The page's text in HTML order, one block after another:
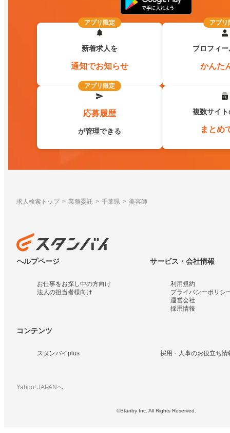
アプリ限定
新着求人を
通知でお知らせ
アプリ
プロフィ
かんた
アプリ限定
応募履歴
が管理できる
複数サイ
まとめ
求人検索トップ 業務委託 千葉県 美容師
ヘルプページ
お仕事をお探し中の方向け
法人の担当者様向け
サービス・会社情報
利用規約
プライバシーポリシ
運営会社
採用情報
コンテンツ
スタンバイplus 採用・人事のお役立ち情
Yahoo! JAPANへ
©Stanby Inc. All Rights Reserved.